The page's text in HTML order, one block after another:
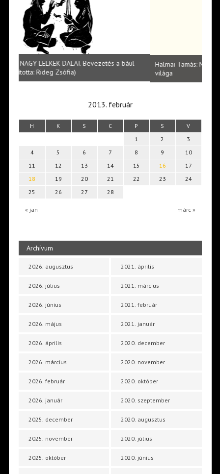
Halmai Tamás: Megválaszolt érintés. Leveles Ibolya költői
világa
2013. február
H K S C P S V
« jan márc »
1 2
3
4
5 6 7 8 9
10
11
12 13 14 15 16
17
18
19 20 21 22 23
24
25
26 27 28
Archívum
2026. augusztus
2026. július
2026. június
2026. május
2026. április
2026. március
2026. február
2026. január
2025. december
2025. november
2025. október
2021. április
2021. március
2021. február
2021. január
2020. december
2020. november
2020. október
2020. szeptember
2020. augusztus
2020. július
2020. június